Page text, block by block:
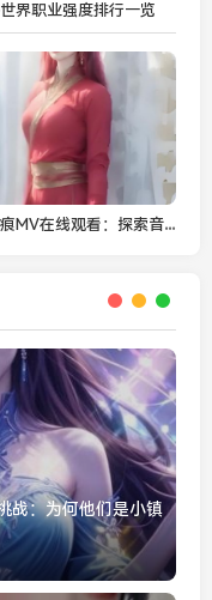
界职业强度排行一览
星空无痕MV在线观看：探索音乐与视觉的完美融合
战：为何他们是小镇